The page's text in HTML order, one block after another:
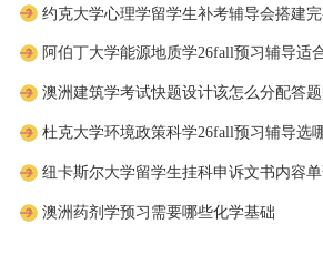
澳洲建筑学考试快题设计该怎么分配答题
杜克大学环境政策科学26fall预习辅导选
澳洲药剂学预习需要哪些化学基础